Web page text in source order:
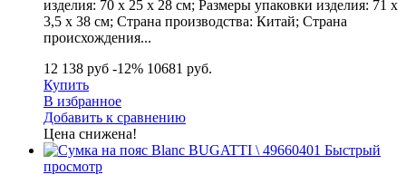
изделия: 70 х 25 х 28 см; Размеры упаковки изделия: 71 х
3,5 х 38 см; Страна производства: Китай; Страна
происхождения...
12 138 руб -12% 10681 руб.
Купить
В избранное
Добавить к сравнению
Цена снижена!
Быстрый
просмотр